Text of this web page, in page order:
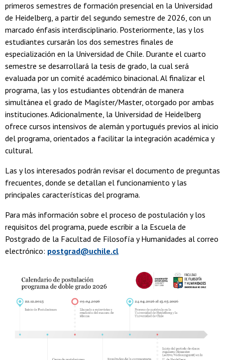
primeros semestres de formación presencial en la Universidad
de Heidelberg, a partir del segundo semestre de 2026, con un
marcado énfasis interdisciplinario. Posteriormente, las y los
estudiantes cursarán los dos semestres finales de
especialización en la Universidad de Chile. Durante el cuarto
semestre se desarrollará la tesis de grado, la cual será
evaluada por un comité académico binacional. Al finalizar el
programa, las y los estudiantes obtendrán de manera
simultánea el grado de Magíster/Master, otorgado por ambas
instituciones. Adicionalmente, la Universidad de Heidelberg
ofrece cursos intensivos de alemán y portugués previos al inicio
del programa, orientados a facilitar la integración académica y
cultural.
Las y los interesados podrán revisar el documento de preguntas
frecuentes, donde se detallan el funcionamiento y las
principales características del programa.
Para más información sobre el proceso de postulación y los
requisitos del programa, puede escribir a la Escuela de
Postgrado de la Facultad de Filosofía y Humanidades al correo
electrónico: postgrad@uchile.cl